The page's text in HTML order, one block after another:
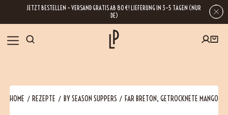
JETZT BESTELLEN – VERSAND GRATIS AB 80 €! LIEFERUNG IN 3–5 TAGEN (NUR
DE)
SHOP
HOME REZEPTE BY SEASON SUPPERS FAR BRETON, GETROCKNETE MANGO